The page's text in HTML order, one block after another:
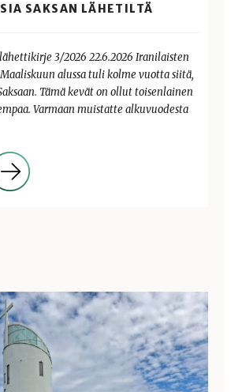
SAKSAN LÄHETILTÄ
3/2026 22.6.2026 Iranilaisten
alussa tuli kolme vuotta siitä,
Tämä kevät on ollut toisenlainen
Varmaan muistatte alkuvuodesta